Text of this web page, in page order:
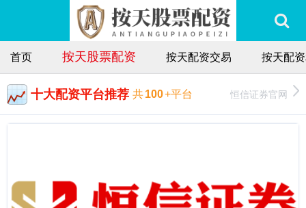
首页 按天股票配资 按天配资交易 按天配
十大配资平台推荐 共100+平台 恒信证券官网